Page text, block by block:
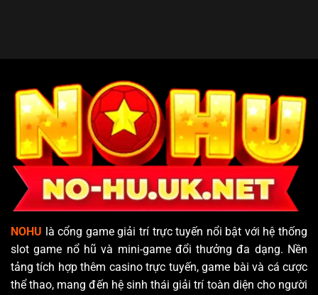
NOHU là cổng game giải trí trực tuyến nổi bật với hệ thống
slot game nổ hũ và mini-game đổi thưởng đa dạng. Nền
tảng tích hợp thêm casino trực tuyến, game bài và cá cược
thể thao, mang đến hệ sinh thái giải trí toàn diện cho người